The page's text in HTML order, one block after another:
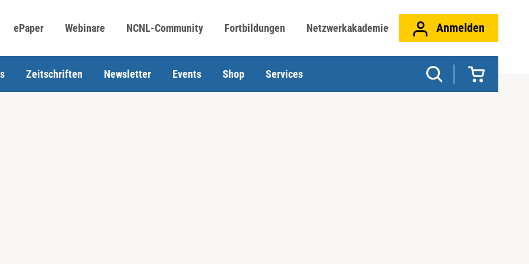
ePaper Webinare NCNL-Community Fortbildungen Netzwerkakademie Anmelden
Zeitschriften Newsletter Events Shop Services